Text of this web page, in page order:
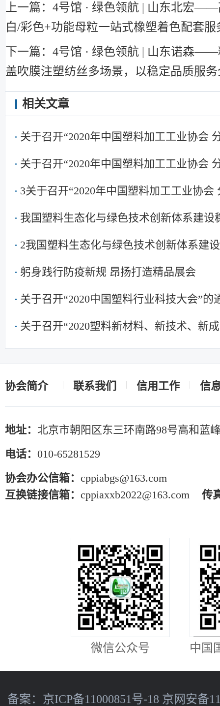
上一篇：4号馆 · 绿色领航 | 山东北宏
白/彩色+功能母粒一站式橡塑着色配套服
下一篇：4号馆 · 绿色领航 | 山东诺森
盖吹膜注塑纺丝多场景，以稳定品质服
相关文章
关于召开“2020年中国塑料加工工业协会
关于召开“2020年中国塑料加工工业协会
3关于召开“2020年中国塑料加工工业协
我国塑料生态化与绿色技术创新体系建设
2我国塑料生态化与绿色技术创新体系建
躬身践行防疫新规 昂扬打造精品展会
关于召开“2020中国塑料行业科技大会”的
关于召开“2020塑料新材料、新技术、新
料/化工研究院所发展论坛 暨中国塑协专
知
协会简介
联系我们 信用工作 信
地址： 北京市朝阳区东三环南路98号高和蓝
电话： 010-65281529
协会办公信箱： cppiabgs@163.com
互换链接信箱： cppiaxxb2022@163.com 传
微信公众号 中国
备案： 京ICP备11000851号-18 京网安备